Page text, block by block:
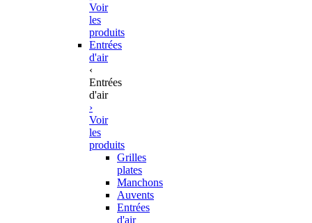
Voir
les
produits
Entrées
d'air
‹
Entrées
d'air
›
Voir
les
produits
Grilles
plates
Manchons
Auvents
Entrées
d'air